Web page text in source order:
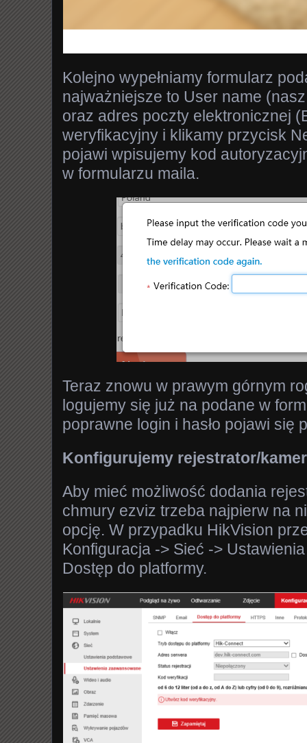
Kolejno wypełniamy formularz
najważniejsze to User name
oraz adres poczty elektronicznej
weryfikacyjny i klikamy przycisk
pojawi wpisujemy kod
w formularzu maila.
Teraz znowu w prawym górnym
logujemy się już na podane w
poprawne login i hasło pojawi się
Konfigurujemy rejestrator/
Aby mieć możliwość dodania
chmury ezviz trzeba najpierw na
opcję. W przypadku HikVision
Konfiguracja -> Sieć ->
Dostęp do platformy.